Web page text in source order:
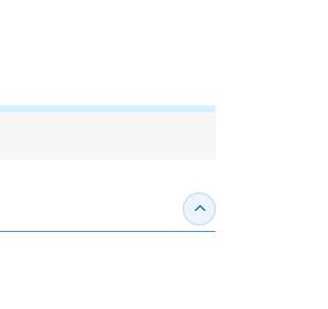
收合內容簡介